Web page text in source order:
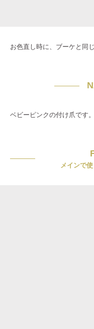
お色直し時に、ブーケと同
ベビーピンクの付け爪です。
メインで